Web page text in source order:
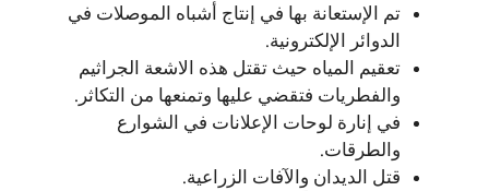
تم الإستعانة بها في إنتاج أشباه الموصلات في
الدوائر الإلكترونية.
تعقيم المياه حيث تقتل هذه الاشعة الجراثيم
والفطريات فتقضي عليها وتمنعها من التكاثر.
في إنارة لوحات الإعلانات في الشوارع
والطرقات.
قتل الديدان والآفات الزراعية.